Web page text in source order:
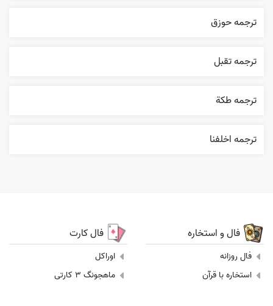
ترجمه حوزق
ترجمه تقبل
ترجمه طکة
ترجمه اخلفنا
فال و استخاره
فال روزانه
استخاره با قرآن
فال کارت
اوراکل
ماهجونگ 3 کارتی